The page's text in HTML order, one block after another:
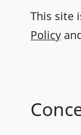
This site
Policy